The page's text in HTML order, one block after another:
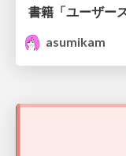
asumikam